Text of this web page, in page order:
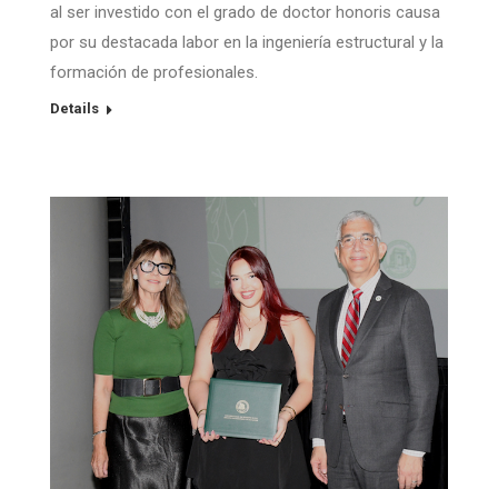
al ser investido con el grado de doctor honoris causa
por su destacada labor en la ingeniería estructural y la
formación de profesionales.
Details